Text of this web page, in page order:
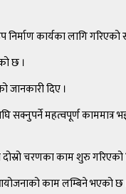
कार्यका लागि गरिएको
छ ।
जानकारी दिए ।
सक्नुपर्ने महत्वपूर्ण
चरणका काम शुरु गरिएको
काम लम्बिने भएको छ